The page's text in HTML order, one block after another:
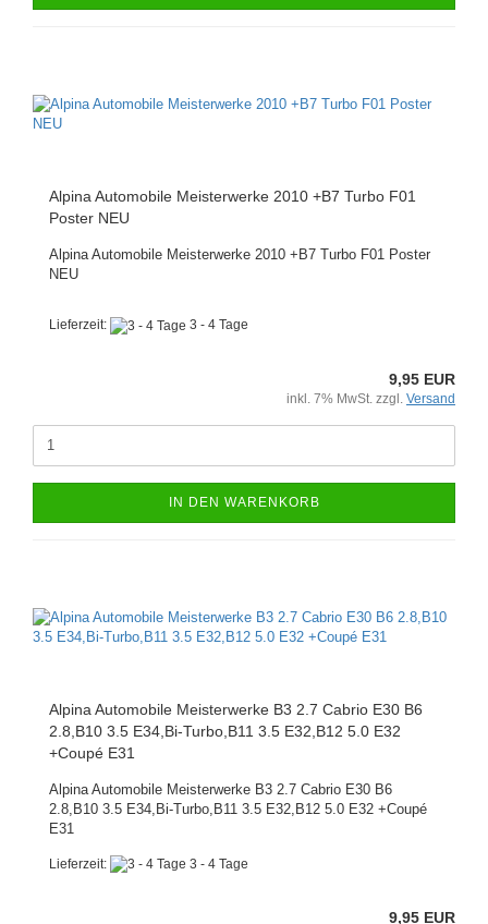
Alpina Automobile Meisterwerke 2010 +B7 Turbo F01
Poster NEU
Alpina Automobile Meisterwerke 2010 +B7 Turbo F01 Poster
NEU
Lieferzeit: 3 - 4 Tage
9,95 EUR
inkl. 7% MwSt. zzgl. Versand
IN DEN WARENKORB
Alpina Automobile Meisterwerke B3 2.7 Cabrio E30 B6
2.8,B10 3.5 E34,Bi-Turbo,B11 3.5 E32,B12 5.0 E32
+Coupé E31
Alpina Automobile Meisterwerke B3 2.7 Cabrio E30 B6
2.8,B10 3.5 E34,Bi-Turbo,B11 3.5 E32,B12 5.0 E32 +Coupé
E31
Lieferzeit: 3 - 4 Tage
9,95 EUR